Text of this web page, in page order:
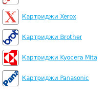
Картриджи Xerox
Картриджи Brother
Картриджи Kyocera Mita
Картриджи Panasonic